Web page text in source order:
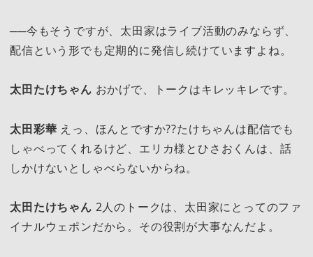
──今もそうですが、太田家はライブ活動のみならず、
配信という形でも定期的に発信し続けていますよね。
太田たけちゃん おかげで、トークはキレッキレです。
太田彩華 えっ、ほんとですか??たけちゃんは配信でも
しゃべってくれるけど、エリカ様とひさおくんは、話
しかけないとしゃべらないからね。
太田たけちゃん 2人のトークは、太田家にとってのファ
イナルウェポンだから。その役割が大事なんだよ。